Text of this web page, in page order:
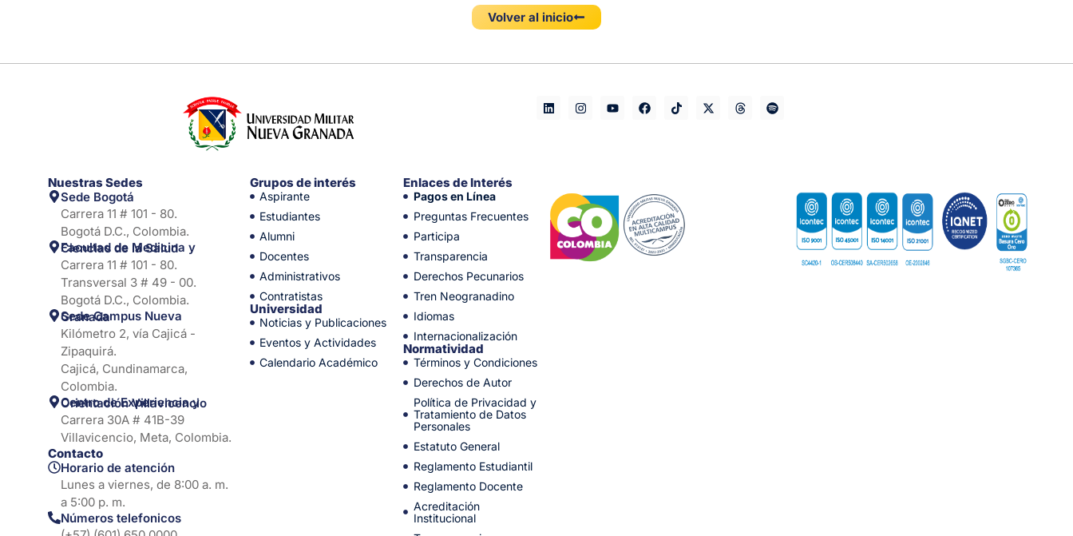
Volver al inicio
Nuestras Sedes
Sede Bogotá
Carrera 11 # 101 - 80.
Bogotá D.C., Colombia.
Facultad de Medicina y Ciencias de la Salud
Carrera 11 # 101 - 80.
Transversal 3 # 49 - 00.
Bogotá D.C., Colombia.
Sede Campus Nueva Granada
Kilómetro 2, vía Cajicá -
Zipaquirá.
Cajicá, Cundinamarca,
Colombia.
Centro de Experiencia y Orientación Villavicencio
Carrera 30A # 41B-39
Villavicencio, Meta, Colombia.
Contacto
Horario de atención
Lunes a viernes, de 8:00 a. m.
a 5:00 p. m.
Números telefonicos
Grupos de interés
Aspirante
Estudiantes
Alumni
Docentes
Administrativos
Contratistas
Universidad
Noticias y Publicaciones
Eventos y Actividades
Calendario Académico
Enlaces de Interés
Pagos en Línea
Preguntas Frecuentes
Participa
Transparencia
Derechos Pecunarios
Tren Neogranadino
Idiomas
Internacionalización
Normatividad
Términos y Condiciones
Derechos de Autor
Política de Privacidad y
Tratamiento de Datos
Personales
Estatuto General
Reglamento Estudiantil
Reglamento Docente
Acreditación
Institucional